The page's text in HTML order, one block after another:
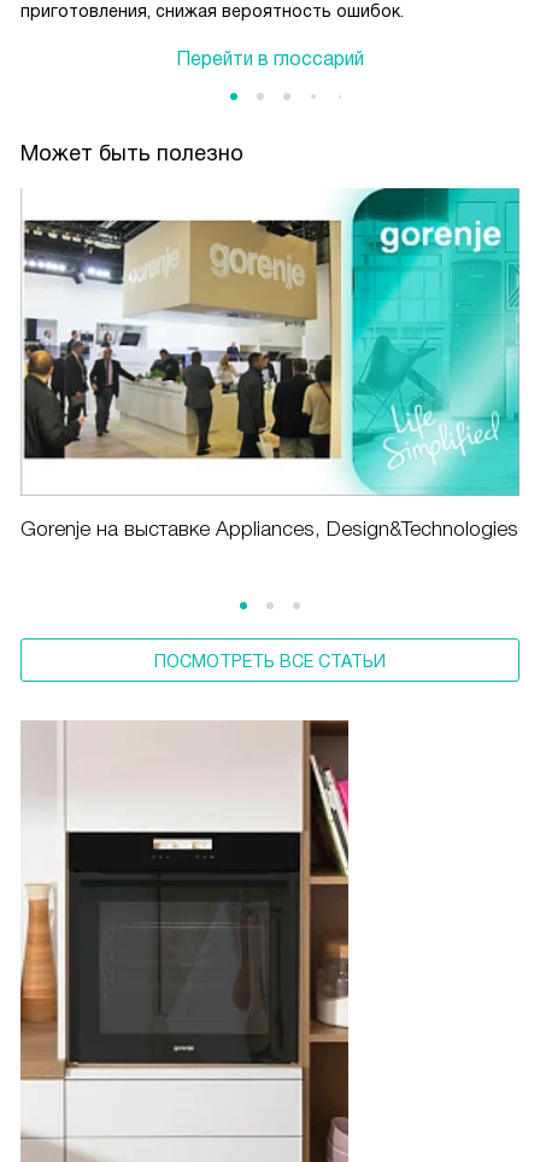
приготовления, снижая вероятность ошибок.
Перейти в глоссарий
Может быть полезно
Gorenje на выставке Appliances, Design&Technologies
ПОСМОТРЕТЬ ВСЕ СТАТЬИ